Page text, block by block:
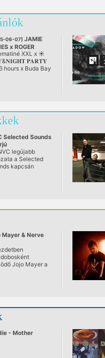
06-07] JAMIE
x ROGER
x
Party
Bay
XXL x ☀️
𝐏𝐀𝐑𝐓𝐘
hours x Buda Bay
Selected Sounds
legújabb
a Selected
kapcsán
a
Mayer & Nerve
Jojo Mayer a
Nerve névre
zenekarával
jazzközeli
- Mother